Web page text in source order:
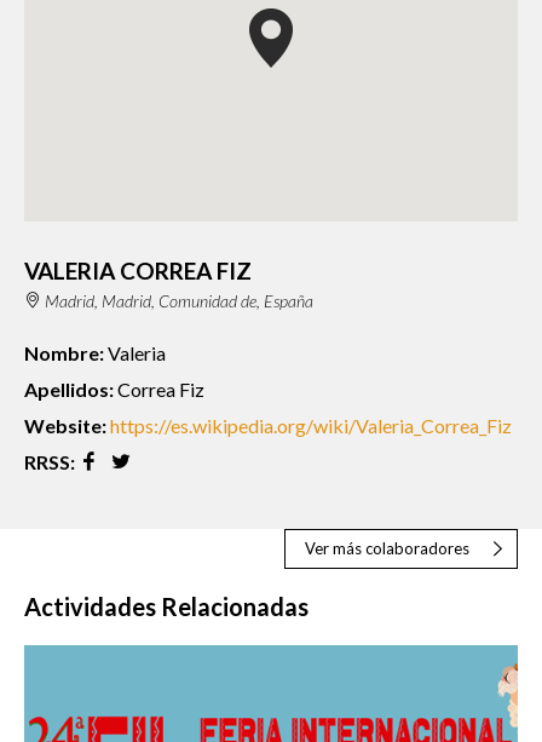
VALERIA CORREA FIZ
Madrid, Madrid, Comunidad de, España
Nombre:Valeria
Apellidos:Correa Fiz
Website:https://es.wikipedia.org/wiki/Valeria_Correa_Fiz
RRSS:
Ver más colaboradores
Actividades Relacionadas